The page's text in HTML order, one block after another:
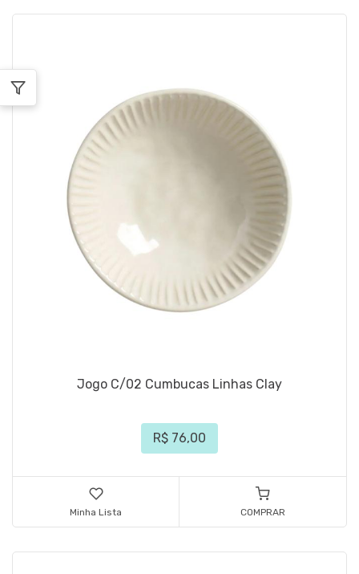
Jogo C/02 Cumbucas Linhas Clay
R$ 76,00
Minha Lista COMPRAR